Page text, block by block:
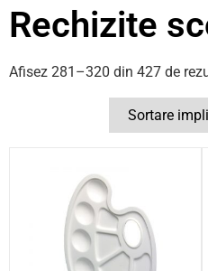
Rechizite
Afisez 281–320 din 427 de